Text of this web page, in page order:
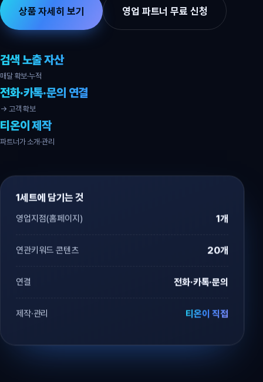
상품 자세히 보기 영업 파트너 무료 신청
검색 노출 자산
매달 확보·누적
전화·카톡·문의 연결
→ 고객 확보
티온이 제작
파트너가 소개·관리
1세트에 담기는 것
영업지점(홈페이지) 1개
연관키워드 콘텐츠 20개
연결 전화·카톡·문의
제작·관리 티온이 직접